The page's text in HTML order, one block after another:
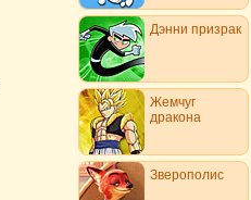
Дэнни призрак
Жемчуг
дракона
Зверополис